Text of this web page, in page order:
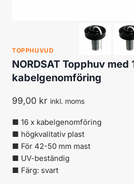
TOPPHUVUD
NORDSAT Topphuv
kabelgenomföring
99,00 kr inkl. moms
■ 16 x kabelgenomföring
■ högkvalitativ plast
■ För 42-50 mm mast
■ UV-beständig
■ Färg: svart